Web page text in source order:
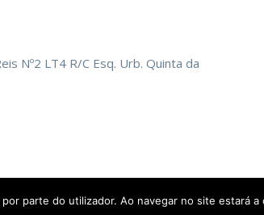
Nº2 LT4 R/C Esq. Urb. Quinta da
parte do utilizador. Ao navegar no site estará a